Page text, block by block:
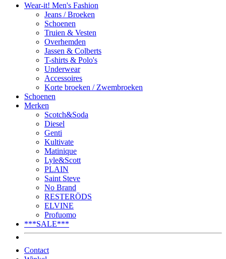
Wear-it! Men's Fashion
Jeans / Broeken
Schoenen
Truien & Vesten
Overhemden
Jassen & Colberts
T-shirts & Polo's
Underwear
Accessoires
Korte broeken / Zwembroeken
Schoenen
Merken
Scotch&Soda
Diesel
Genti
Kultivate
Matinique
Lyle&Scott
PLAIN
Saint Steve
No Brand
RESTERÖDS
ELVINE
Profuomo
***SALE***
Contact